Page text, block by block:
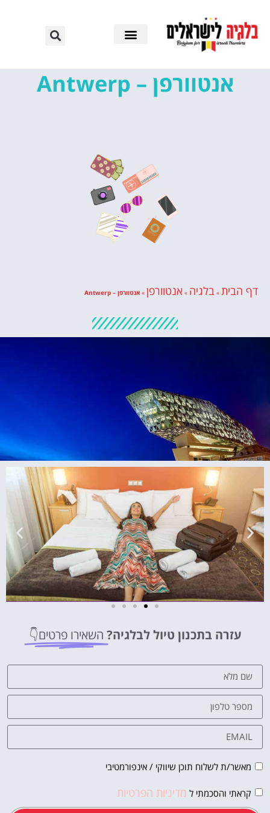
אנטוורפן – Antwerp
דף הבית » בלגיה » אנטוורפן » אנטוורפן – Antwerp
מציאת מלון
פה!
עזרה בתכנון טיול לבלגיה? השאירו פרטים👇
מאשר/ת לשלוח תוכן שיווקי / אינפורמטיבי
קראתי והסכמתי ל מדיניות הפרטיות